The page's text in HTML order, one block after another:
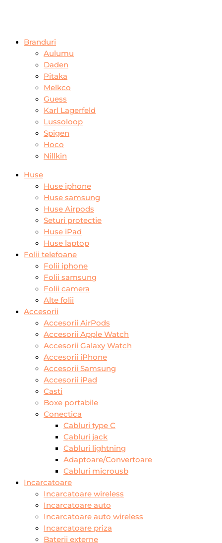
Branduri
Aulumu
Daden
Pitaka
Melkco
Guess
Karl Lagerfeld
Lussoloop
Spigen
Hoco
Nillkin
Huse
Huse iphone
Huse samsung
Huse Airpods
Seturi protectie
Huse iPad
Huse laptop
Folii telefoane
Folii iphone
Folii samsung
Folii camera
Alte folii
Accesorii
Accesorii AirPods
Accesorii Apple Watch
Accesorii Galaxy Watch
Accesorii iPhone
Accesorii Samsung
Accesorii iPad
Casti
Boxe portabile
Conectica
Cabluri type C
Cabluri jack
Cabluri lightning
Adaptoare/Convertoare
Cabluri microusb
Incarcatoare
Incarcatoare wireless
Incarcatoare auto
Incarcatoare auto wireless
Incarcatoare priza
Baterii externe